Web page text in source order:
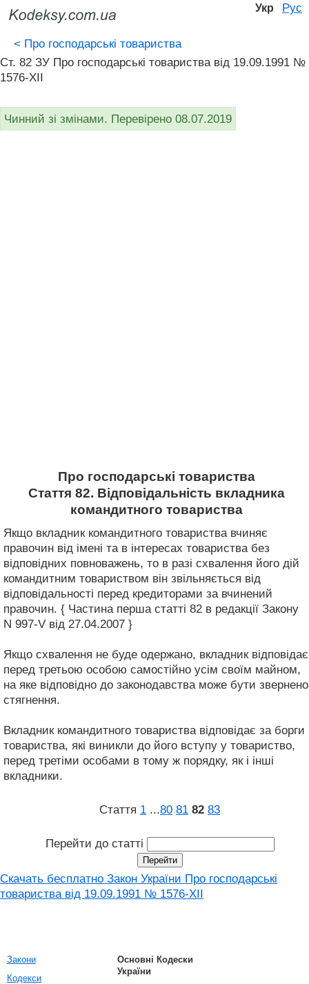
Укр Рус
< Про господарські товариства
Ст. 82 ЗУ Про господарські товариства вiд 19.09.1991 №
1576-XII
Чинний зі змінами. Перевірено 08.07.2019
Про господарські товариства
Стаття 82. Відповідальність вкладника
командитного товариства
Якщо вкладник командитного товариства вчиняє
правочин від імені та в інтересах товариства без
відповідних повноважень, то в разі схвалення його дій
командитним товариством він звільняється від
відповідальності перед кредиторами за вчинений
правочин. { Частина перша статті 82 в редакції Закону
N 997-V від 27.04.2007 }
Якщо схвалення не буде одержано, вкладник відповідає
перед третьою особою самостійно усім своїм майном,
на яке відповідно до законодавства може бути звернено
стягнення.
Вкладник командитного товариства відповідає за борги
товариства, які виникли до його вступу у товариство,
перед третіми особами в тому ж порядку, як і інші
вкладники.
Стаття 1 ...80 81 82 83
Перейти до статті
Скачать бесплатно Закон України Про господарські
товариства вiд 19.09.1991 № 1576-XII
Закони
Кодекси
Основні Кодески
України